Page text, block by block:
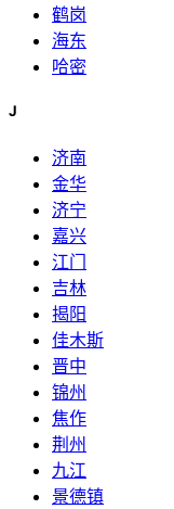
鹤岗
海东
哈密
J
济南
金华
济宁
嘉兴
江门
吉林
揭阳
佳木斯
晋中
锦州
焦作
荆州
九江
景德镇